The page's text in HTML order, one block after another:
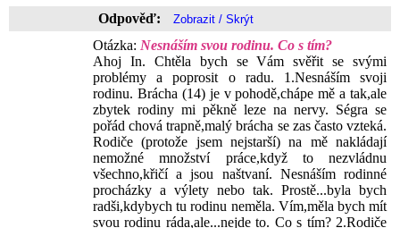
Odpověď:
Otázka: Nesnáším svou rodinu. Co s tím?
Ahoj In. Chtěla bych se Vám svěřit se svými
problémy a poprosit o radu. 1.Nesnáším svoji
rodinu. Brácha (14) je v pohodě,chápe mě a tak,ale
zbytek rodiny mi pěkně leze na nervy. Ségra se
pořád chová trapně,malý brácha se zas často vzteká.
Rodiče (protože jsem nejstarší) na mě nakládají
nemožné množství práce,když to nezvládnu
všechno,křičí a jsou naštvaní. Nesnáším rodinné
procházky a výlety nebo tak. Prostě...byla bych
radši,kdybych tu rodinu neměla. Vím,měla bych mít
svou rodinu ráda,ale...nejde to. Co s tím? 2.Rodiče